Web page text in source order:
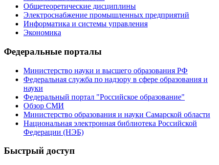
Общетеоретические дисциплины
Электроснабжение промышленных предприятий
Информатика и системы управления
Экономика
Федеральные порталы
Министерство науки и высшего образования РФ
Федеральная служба по надзору в сфере образования и
науки
Федеральный портал "Российское образование"
Обзор СМИ
Министерство образования и науки Самарской области
Национальная электронная библиотека Российской
Федерации (НЭБ)
Быстрый доступ